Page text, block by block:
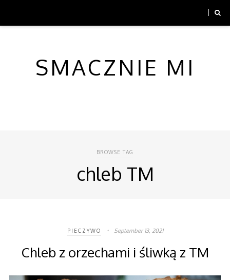
SMACZNIE MI
BROWSE TAG
chleb TM
PIECZYWO September 13, 2021
Chleb z orzechami i śliwką z TM